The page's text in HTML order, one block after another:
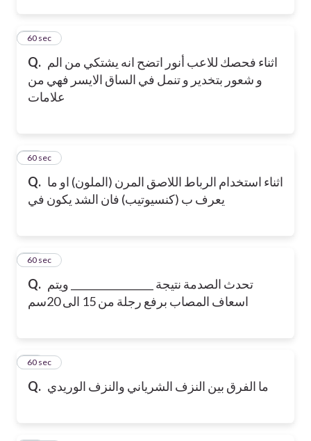
Q. اثناء فحصك للاعب أنور اتضح انه يشتكي من الم
و شعور بتخدير و تنمل في الساق الايسر فهي من
علامات
16
60 sec
Q. اثناء استخدام الرباط اللاصق المرن (الملون) او ما
يعرف ب (كنسيوتيب) فان الشد يكون في
17
60 sec
Q. تحدث الصدمة نتيجة _________________ ويتم
اسعاف المصاب برفع رجلة من 15 الى 20سم
18
60 sec
Q. ما الفرق بين النزف الشرياني والنزف الوريدي
19
60 sec